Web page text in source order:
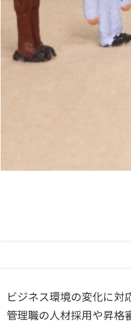
ビジネス環境の変化に対
管理職の人材採用や昇格